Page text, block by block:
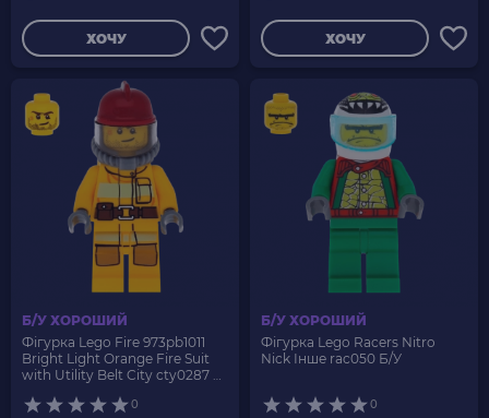
ХОЧУ ХОЧУ
Б/У ХОРОШИЙ
Фігурка Lego Fire 973pb1011
Bright Light Orange Fire Suit
with Utility Belt City cty0287 Б/
0
Б/У ХОРОШИЙ
Фігурка Lego Racers Nitro
Nick Інше rac050 Б/У
0